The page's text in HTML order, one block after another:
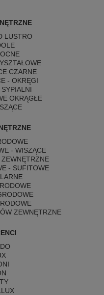
LUSTRO
CZARNE
- OKRĘGI
OKRĄGŁE
- WISZĄCE
- SUFITOWE
ZEWNĘTRZNE